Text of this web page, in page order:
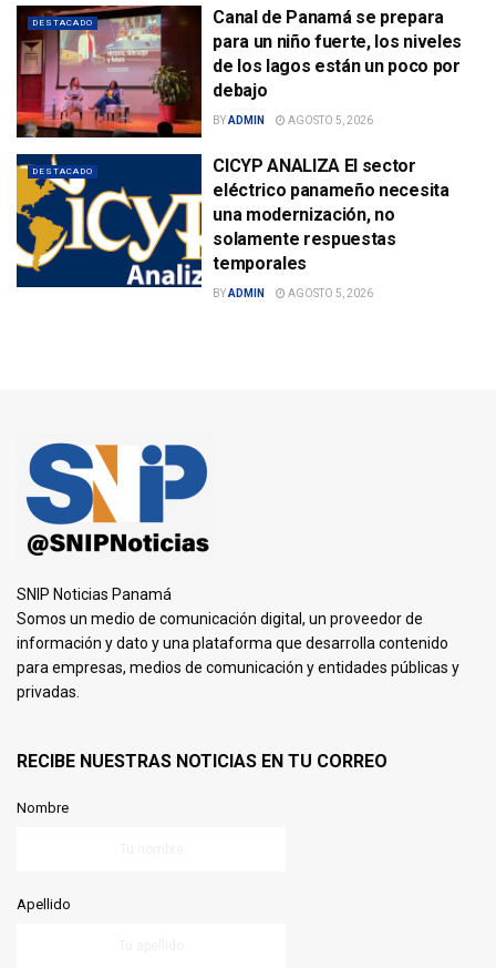
DESTACADO
Canal de Panamá se prepara
para un niño fuerte, los niveles
de los lagos están un poco por
debajo
BYADMIN AGOSTO 5, 2026
DESTACADO
CICYP ANALIZA El sector
eléctrico panameño necesita
una modernización, no
solamente respuestas
temporales
BYADMIN AGOSTO 5, 2026
SNIP Noticias Panamá
Somos un medio de comunicación digital, un proveedor de
información y dato y una plataforma que desarrolla contenido
para empresas, medios de comunicación y entidades públicas y
privadas.
RECIBE NUESTRAS NOTICIAS EN TU CORREO
Nombre
Apellido